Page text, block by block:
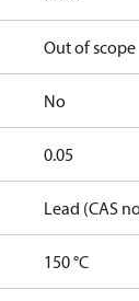
Out of scope
No
0.05
Lead (CAS
150 °C